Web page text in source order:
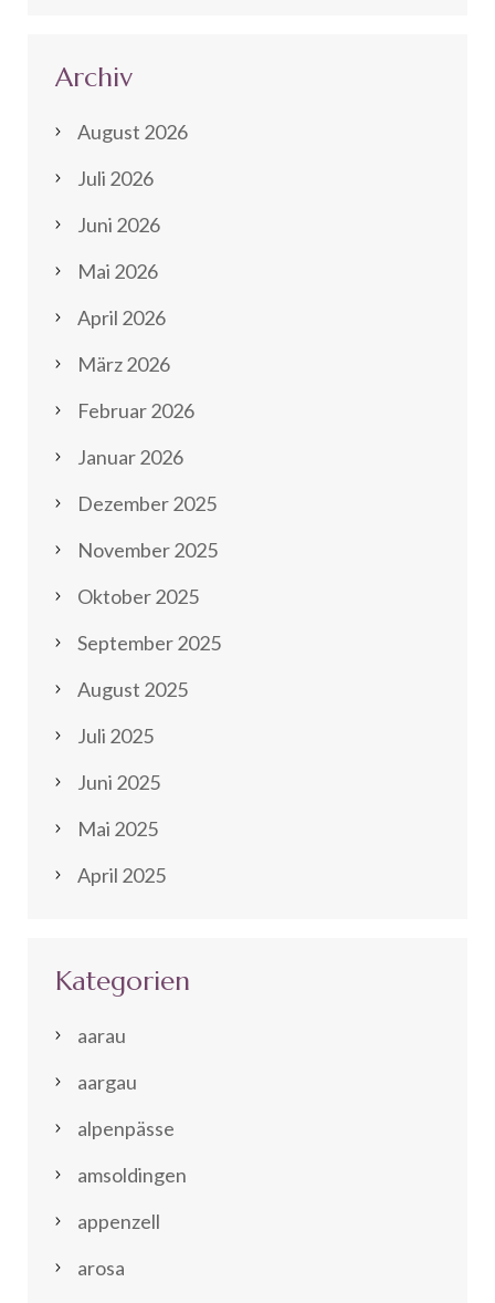
Archiv
August 2026
Juli 2026
Juni 2026
Mai 2026
April 2026
März 2026
Februar 2026
Januar 2026
Dezember 2025
November 2025
Oktober 2025
September 2025
August 2025
Juli 2025
Juni 2025
Mai 2025
April 2025
Kategorien
aarau
aargau
alpenpässe
amsoldingen
appenzell
arosa